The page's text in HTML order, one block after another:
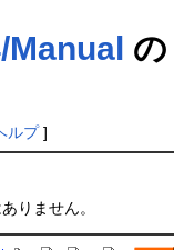
Manual の
ルプ]
りません。